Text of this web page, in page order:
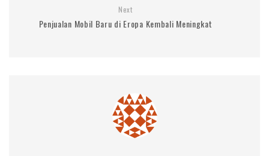
Next
Penjualan Mobil Baru di Eropa Kembali Meningkat